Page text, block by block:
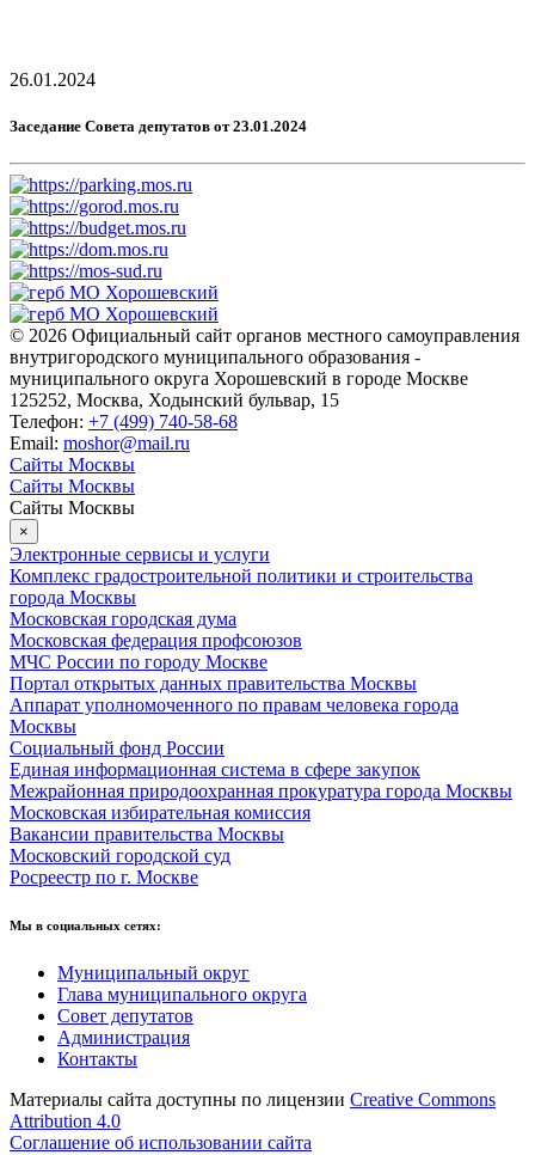
26.01.2024
Заседание Совета депутатов от 23.01.2024
© 2026 Официальный сайт органов местного самоуправления
внутригородского муниципального образования -
муниципального округа Хорошевский в городе Москве
125252, Москва, Ходынский бульвар, 15
Телефон: +7 (499) 740-58-68
Email: moshor@mail.ru
Сайты Москвы
Сайты Москвы
Сайты Москвы
×
Электронные сервисы и услуги
Комплекс градостроительной политики и строительства
города Москвы
Московская городская дума
Московская федерация профсоюзов
МЧС России по городу Москве
Портал открытых данных правительства Москвы
Аппарат уполномоченного по правам человека города
Москвы
Социальный фонд России
Единая информационная система в сфере закупок
Межрайонная природоохранная прокуратура города Москвы
Московская избирательная комиссия
Вакансии правительства Москвы
Московский городской суд
Росреестр по г. Москве
Мы в социальных сетях:
Муниципальный округ
Глава муниципального округа
Совет депутатов
Администрация
Контакты
Материалы сайта доступны по лицензии Creative Commons
Attribution 4.0
Соглашение об использовании сайта